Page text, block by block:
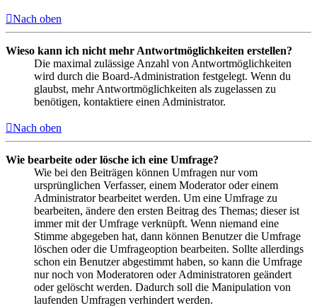
Nach oben
Wieso kann ich nicht mehr Antwortmöglichkeiten erstellen?
Die maximal zulässige Anzahl von Antwortmöglichkeiten
wird durch die Board-Administration festgelegt. Wenn du
glaubst, mehr Antwortmöglichkeiten als zugelassen zu
benötigen, kontaktiere einen Administrator.
Nach oben
Wie bearbeite oder lösche ich eine Umfrage?
Wie bei den Beiträgen können Umfragen nur vom
ursprünglichen Verfasser, einem Moderator oder einem
Administrator bearbeitet werden. Um eine Umfrage zu
bearbeiten, ändere den ersten Beitrag des Themas; dieser ist
immer mit der Umfrage verknüpft. Wenn niemand eine
Stimme abgegeben hat, dann können Benutzer die Umfrage
löschen oder die Umfrageoption bearbeiten. Sollte allerdings
schon ein Benutzer abgestimmt haben, so kann die Umfrage
nur noch von Moderatoren oder Administratoren geändert
oder gelöscht werden. Dadurch soll die Manipulation von
laufenden Umfragen verhindert werden.